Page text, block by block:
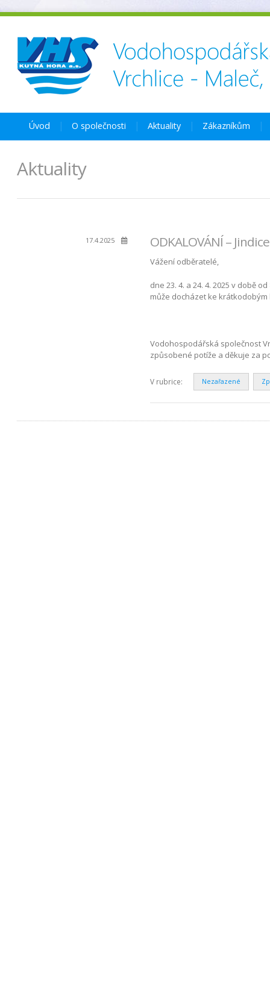
Úvod O společnosti Aktuality Zákazníkům
Aktuality
17.4.2025 ODKALOVÁNÍ –
Vážení odběratelé,
dne 23. 4. a 24. 4. 2025 v době
může docházet ke
Vodohospodářská společnost
způsobené potíže a děkuje za
V rubrice: Nezařazené